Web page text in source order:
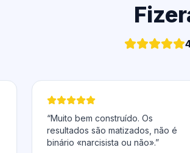
“Muito bem construído. Os
resultados são matizados, não é
binário «narcisista ou não».”